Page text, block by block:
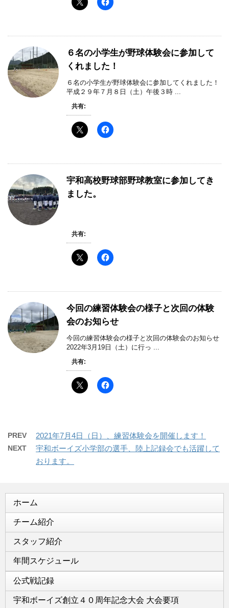
６名の小学生が野球体験会に参加して
くれました！
６名の小学生が野球体験会に参加してくれました！
平成２９年７月８日（土）午後３時 ...
共有:
宇和高校野球部野球教室に参加してき
ました。
共有:
今回の練習体験会の様子と次回の体験
会のお知らせ
今回の練習体験会の様子と次回の体験会のお知らせ
2022年3月19日（土）に行っ ...
共有:
PREV 2021年7月4日（日）、練習体験会を開催します！
NEXT
宇和ボーイズ小学部の選手、陸上記録会でも活躍して
おります。
ホーム
チーム紹介
スタッフ紹介
年間スケジュール
公式戦記録
宇和ボーイズ創立４０周年記念大会 大会要項